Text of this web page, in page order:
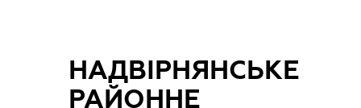
НАДВІРНЯНСЬКЕ
РАЙОННЕ